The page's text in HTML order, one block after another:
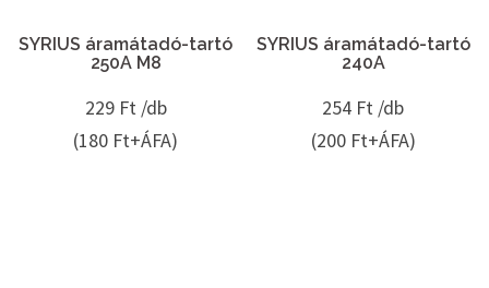
SYRIUS áramátadó-tartó
250A M8
229 Ft /db
(180 Ft+ÁFA)
SYRIUS áramátadó-tartó
240A
254 Ft /db
(200 Ft+ÁFA)